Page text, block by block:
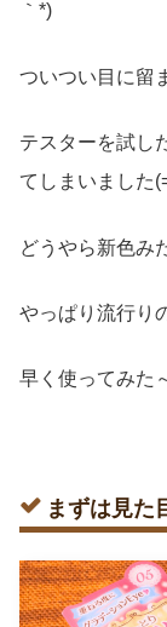
｀*)
ついつい目に留
テスターを試し
てしまいました
どうやら新色み
やっぱり流行り
早く使ってみた
まずは見た